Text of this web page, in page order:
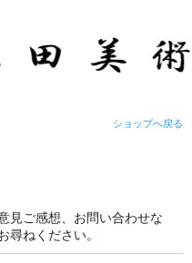
ショップへ戻る
見ご感想、お問い合わせな
尋ねください。